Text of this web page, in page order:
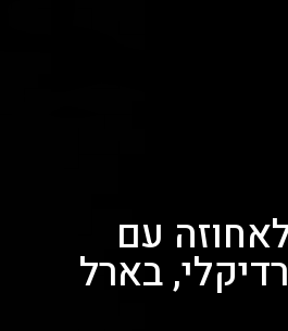
50 לאחוזה עם
בארל